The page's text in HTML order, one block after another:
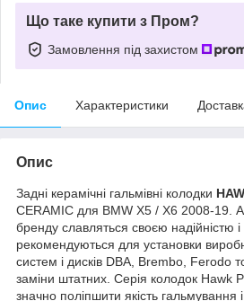
Що таке купити з Пром?
Замовлення під захистом
Опис Характеристики
Опис
Задні керамічні гальмівні колодки
CERAMIC для BMW X5 / X6 2008-19.
бренду славляться своєю надійністю і
рекомендуються для установки
систем і дисків DBA, Brembo, Ferodo
заміни штатних. Серія колодок Hawk
значно поліпшити якість гальмування